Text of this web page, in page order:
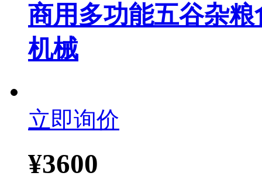
商用多功能五谷杂
机械
立即询价
¥3600